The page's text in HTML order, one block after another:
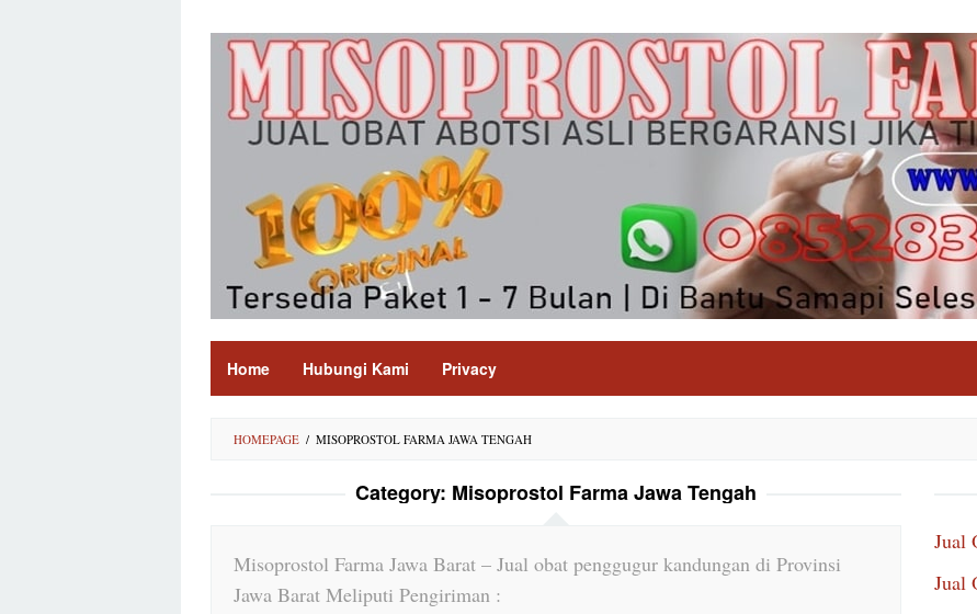
Home Hubungi Kami Privacy
HOMEPAGE / MISOPROSTOL FARMA JAWA TENGAH
Category: Misoprostol Farma Jawa Tengah
Misoprostol Farma Jawa Barat – Jual obat penggugur kandungan di Provinsi
Jawa Barat Meliputi Pengiriman :
Jual
Jual